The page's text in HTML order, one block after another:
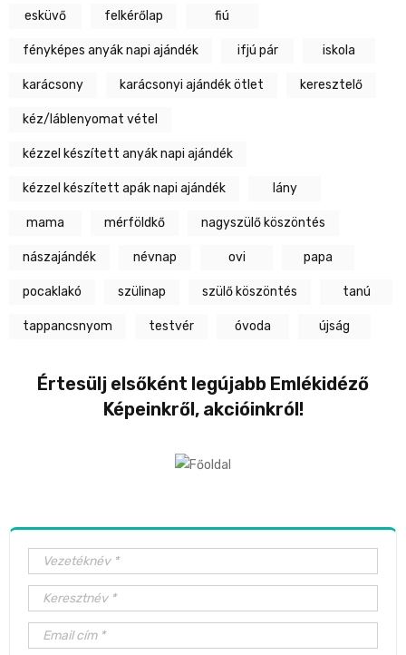
esküvő felkérőlap fiú
fényképes anyák napi ajándék ifjú pár iskola
karácsony karácsonyi ajándék ötlet keresztelő
kéz/láblenyomat vétel
kézzel készített anyák napi ajándék
kézzel készített apák napi ajándék lány
mama mérföldkő nagyszülő köszöntés
nászajándék névnap ovi papa
pocaklakó szülinap szülő köszöntés tanú
tappancsnyom testvér óvoda újság
Értesülj elsőként legújabb Emlékidéző
Képeinkről, akcióinkról!